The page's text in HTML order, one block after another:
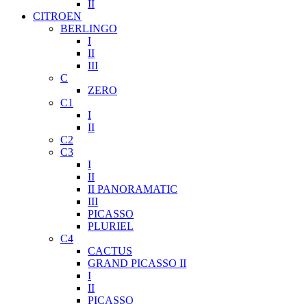
II
CITROEN
BERLINGO
I
II
III
C
ZERO
C1
I
II
C2
C3
I
II
II PANORAMATIC
III
PICASSO
PLURIEL
C4
CACTUS
GRAND PICASSO II
I
II
PICASSO